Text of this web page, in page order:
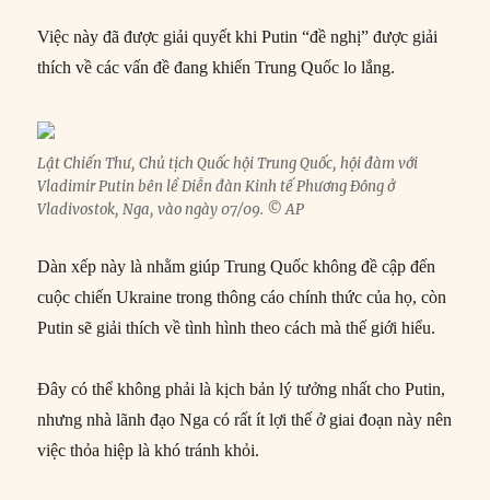
Việc này đã được giải quyết khi Putin “đề nghị” được giải
thích về các vấn đề đang khiến Trung Quốc lo lắng.
Lật Chiến Thư, Chủ tịch Quốc hội Trung Quốc, hội đàm với
Vladimir Putin bên lề Diễn đàn Kinh tế Phương Đông ở
Vladivostok, Nga, vào ngày 07/09. © AP
Dàn xếp này là nhằm giúp Trung Quốc không đề cập đến
cuộc chiến Ukraine trong thông cáo chính thức của họ, còn
Putin sẽ giải thích về tình hình theo cách mà thế giới hiểu.
Đây có thể không phải là kịch bản lý tưởng nhất cho Putin,
nhưng nhà lãnh đạo Nga có rất ít lợi thế ở giai đoạn này nên
việc thỏa hiệp là khó tránh khỏi.